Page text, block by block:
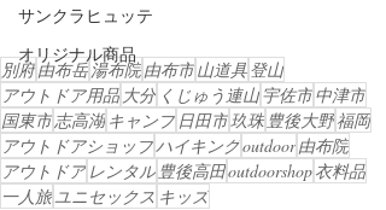
サンクラヒュッテ
オリジナル商品
別府由布岳湯布院由布市山道具登山
アウトドア用品 大分 くじゅう連山宇佐市中津市
国東市志高湖 キャンプ 日田市玖珠 豊後大野福岡
アウトドアショップハイキングoutdoor由布院
アウトドア レンタル 豊後高田outdoorshop衣料品
一人旅ユニセックス キッズ